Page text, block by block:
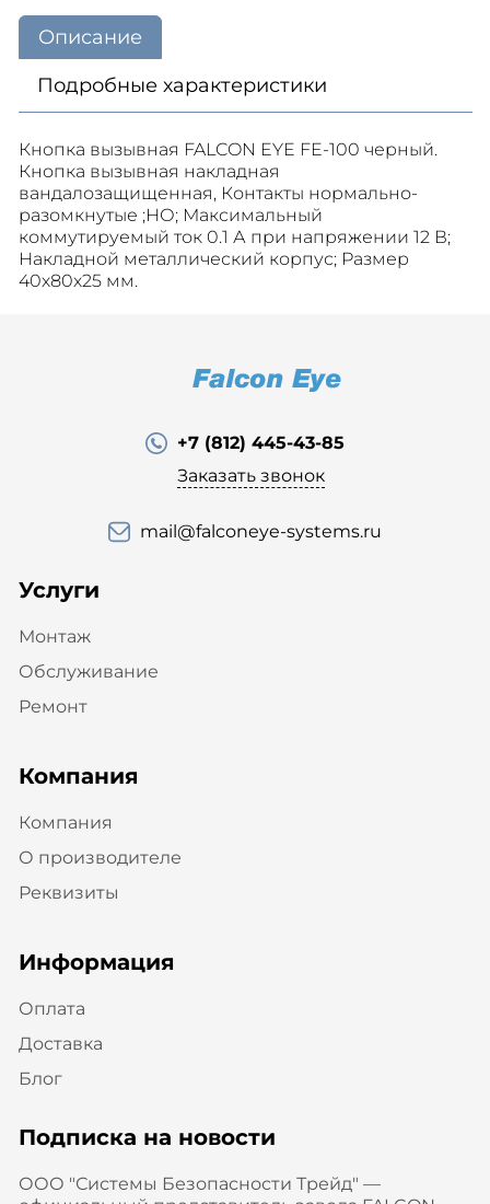
Описание
Подробные характеристики
Кнопка вызывная FALCON EYE FE-100 черный.
Кнопка вызывная накладная
вандалозащищенная, Контакты нормально-
разомкнутые ;НО; Максимальный
коммутируемый ток 0.1 А при напряжении 12 В;
Накладной металлический корпус; Размер
40х80х25 мм.
+7 (812) 445-43-85
Заказать звонок
mail@falconeye-systems.ru
Услуги
Монтаж
Обслуживание
Ремонт
Компания
Компания
О производителе
Реквизиты
Информация
Оплата
Доставка
Блог
Подписка на новости
ООО "Системы Безопасности Трейд" —